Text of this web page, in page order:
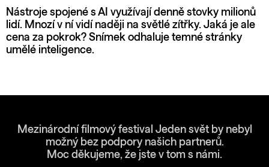
Nástroje spojené s AI využívají denně stovky milionů
lidí. Mnozí v ní vidí naději na světlé zítřky. Jaká je ale
cena za pokrok? Snímek odhaluje temné stránky
umělé inteligence.
Mezinárodní filmový festival Jeden svět by nebyl
možný bez podpory našich partnerů.
Moc děkujeme, že jste v tom s námi.